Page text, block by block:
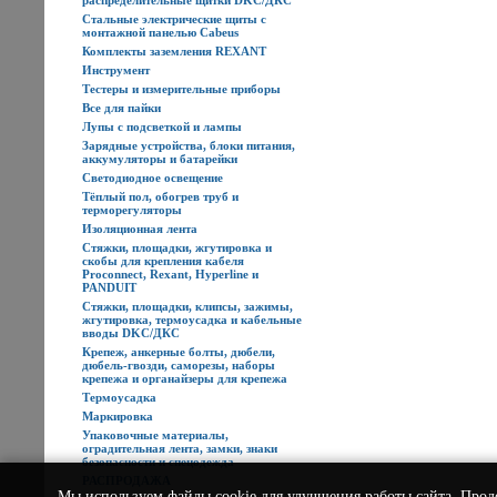
Стальные электрические щиты с
монтажной панелью Cabeus
Комплекты заземления REXANT
Инструмент
Тестеры и измерительные приборы
Все для пайки
Лупы с подсветкой и лампы
Зарядные устройства, блоки питания,
аккумуляторы и батарейки
Светодиодное освещение
Тёплый пол, обогрев труб и
терморегуляторы
Изоляционная лента
Стяжки, площадки, жгутировка и
скобы для крепления кабеля
Proconnect, Rexant, Hyperline и
PANDUIT
Стяжки, площадки, клипсы, зажимы,
жгутировка, термоусадка и кабельные
вводы DKC/ДКС
Крепеж, анкерные болты, дюбели,
дюбель-гвозди, саморезы, наборы
крепежа и органайзеры для крепежа
Термоусадка
Маркировка
Упаковочные материалы,
оградительная лента, замки, знаки
безопасности и спецодежда